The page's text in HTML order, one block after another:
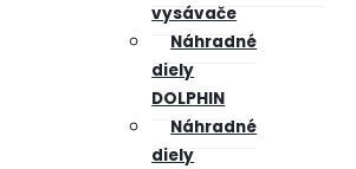
vysávače
Náhradné
diely
DOLPHIN
Náhradné
diely